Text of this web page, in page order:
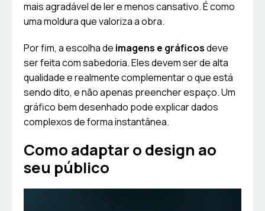
mais agradável de ler e menos cansativo. É como
uma moldura que valoriza a obra.
Por fim, a escolha de imagens e gráficosdeve
ser feita com sabedoria. Eles devem ser de alta
qualidade e realmente complementar o que está
sendo dito, e não apenas preencher espaço. Um
gráfico bem desenhado pode explicar dados
complexos de forma instantânea.
Como adaptar o design ao
seu público